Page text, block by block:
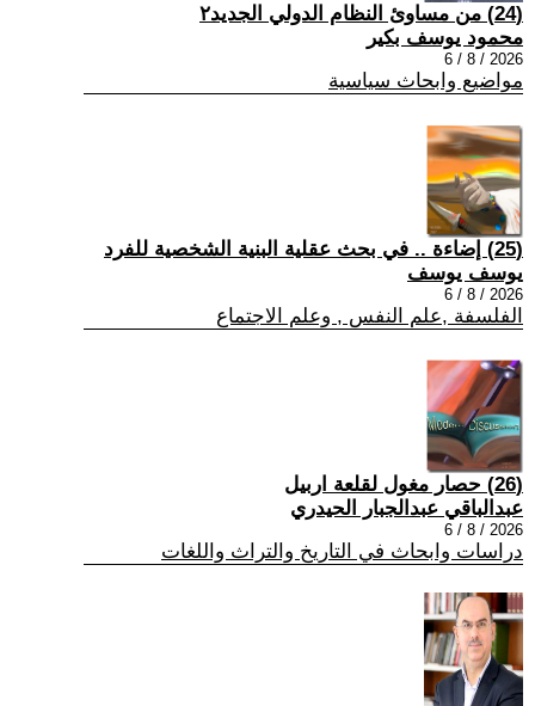
(24) من مساوئ النظام الدولي الجديد٢
محمود يوسف بكير
2026 / 8 / 6
مواضيع وابحاث سياسية
(25) إضاءة .. في بحث عقلية البنية الشخصية للفرد
يوسف يوسف
2026 / 8 / 6
الفلسفة ,علم النفس , وعلم الاجتماع
(26) حصار مغول لقلعة اربيل
عبدالباقي عبدالجبار الحيدري
2026 / 8 / 6
دراسات وابحاث في التاريخ والتراث واللغات